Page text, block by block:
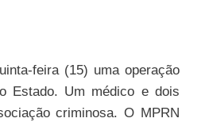
feira (15) uma operação
Estado. Um médico e dois
criminosa. O MPRN